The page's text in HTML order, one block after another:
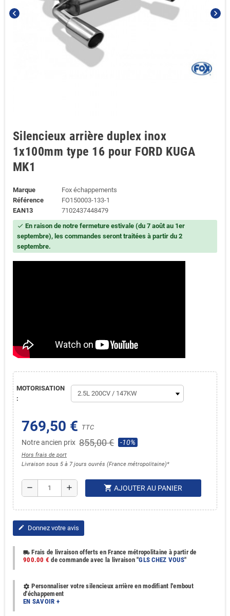
chevron_left chevron_right
Silencieux arrière duplex inox
1x100mm type 16 pour FORD KUGA
MK1
Marque
Fox échappements
Référence
FO150003-133-1
EAN13
7102437448479
check En raison de notre fermeture estivale (du 7 août au 1er
septembre), les commandes seront traitées à partir du 2
septembre.
MOTORISATION
:
769,50 € TTC
Notre ancien prix 855,00 € -10%
Hors frais de port
Livraison sous 5 à 7 jours ouvrés (France métropolitaine)*
remove add shopping_cart AJOUTER AU PANIER
edit Donnez votre avis
local_shipping Frais de livraison offerts en France métropolitaine à partir de
900.00 € de commande avec la livraison "GLS CHEZ VOUS"
settings Personnaliser votre silencieux arrière en modifiant l'embout
d'échappement
EN SAVOIR +